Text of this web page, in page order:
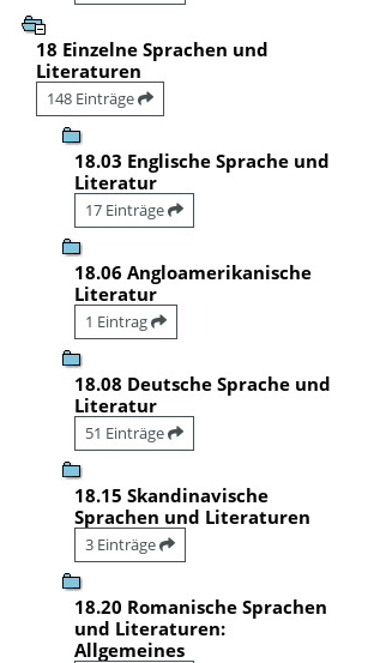
18 Einzelne Sprachen und
Literaturen
148 Einträge
18.03 Englische Sprache und
Literatur
17 Einträge
18.06 Angloamerikanische
Literatur
1 Eintrag
18.08 Deutsche Sprache und
Literatur
51 Einträge
18.15 Skandinavische
Sprachen und Literaturen
3 Einträge
18.20 Romanische Sprachen
und Literaturen:
Allgemeines